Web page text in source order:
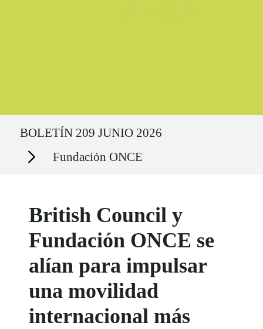
BOLETÍN 209 JUNIO 2026
Secciones Fundación ONCE
British Council y
Fundación ONCE se
alían para impulsar
una movilidad
internacional más